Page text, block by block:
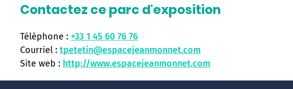
Contactez ce parc d'exposition
Téléphone : +33 1 45 60 76 76
Courriel : tpetetin@espacejeanmonnet.com
Site web : http://www.espacejeanmonnet.com